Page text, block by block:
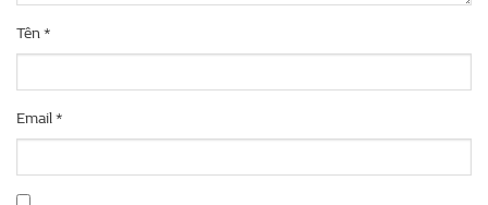
Tên*
Email*